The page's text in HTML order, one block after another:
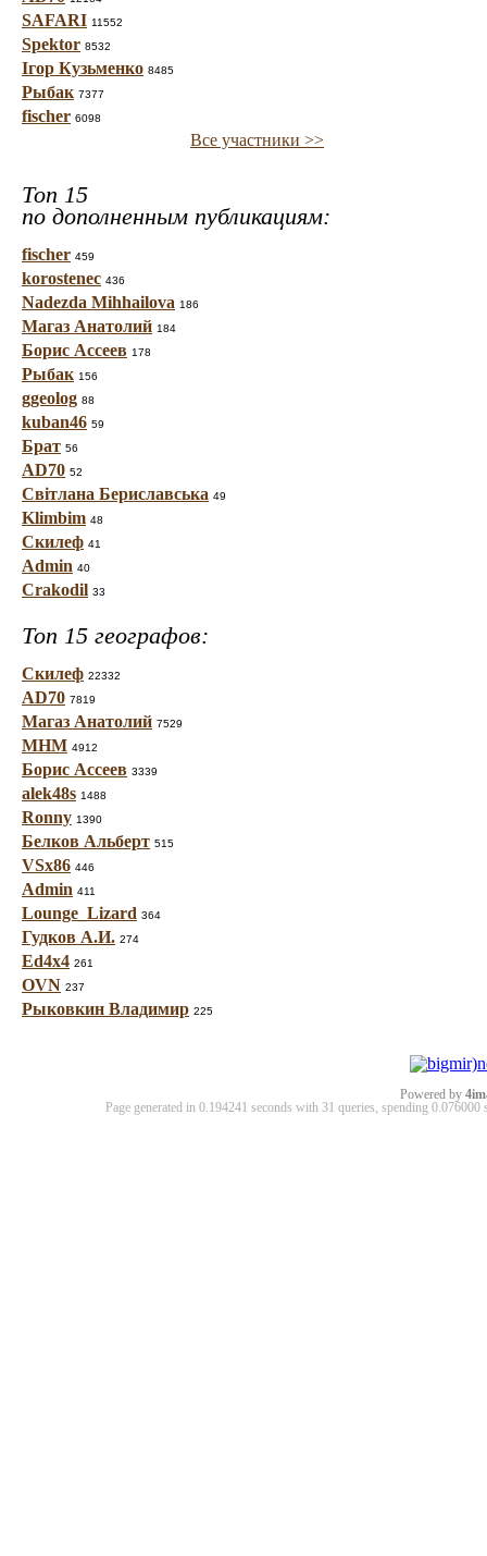
SAFARI 11552
Spektor 8532
Ігор Кузьменко 8485
Рыбак 7377
fischer 6098
Все участники >>
Топ 15
по дополненным публикациям:
fischer 459
korostenec 436
Nadezda Mihhailova 186
Магаз Анатолий 184
Борис Ассеев 178
Рыбак 156
ggeolog 88
kuban46 59
Брат 56
AD70 52
Світлана Бериславська 49
Klimbim 48
Скилеф 41
Admin 40
Crakodil 33
Топ 15 географов:
Скилеф 22332
AD70 7819
Магаз Анатолий 7529
МНМ 4912
Борис Ассеев 3339
alek48s 1488
Ronny 1390
Белков Альберт 515
VSx86 446
Admin 411
Lounge_Lizard 364
Гудков А.И. 274
Ed4x4 261
OVN 237
Рыковкин Владимир 225
Powered by
Page generated in 0.194241 seconds with 31 queries, spending